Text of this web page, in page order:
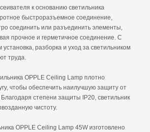
к основанию светильника
быстроразъемное соединение,
соединить или разъединить элементы,
прочное и герметичное соединение. С
разборка и уход за светильником
труда.
OPPLE Ceiling Lamp плотно
чтобы обеспечить наилучшую защиту от
степени защиты IP20, светильник
чистоту.
OPPLE Ceiling Lamp 45W изготовлено